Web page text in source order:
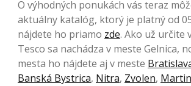
O výhodných ponukách vás teraz
aktuálny katalóg, ktorý je platný od
nájdete ho priamo zde. Ako už určite
Tesco sa nachádza v meste Gelnica,
mesta ho nájdete aj v meste
Banská Bystrica, Nitra, Zvolen, Martin